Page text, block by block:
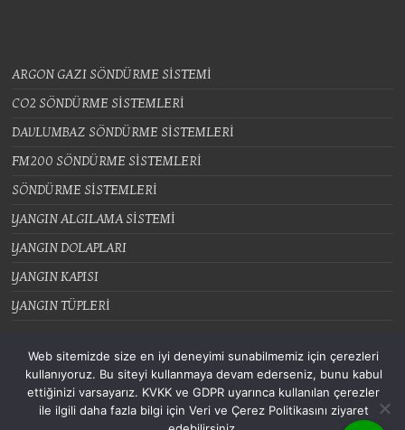
ARGON GAZI SÖNDÜRME SİSTEMİ
CO2 SÖNDÜRME SİSTEMLERİ
DAVLUMBAZ SÖNDÜRME SİSTEMLERİ
FM200 SÖNDÜRME SİSTEMLERİ
SÖNDÜRME SİSTEMLERİ
YANGIN ALGILAMA SİSTEMİ
YANGIN DOLAPLARI
YANGIN KAPISI
YANGIN TÜPLERİ
Tüm hakları saklıdır © 2026. All rights reserved. Theme Spaciousby ThemeGrill.
Powered by:WordPress.
Web sitemizde size en iyi deneyimi sunabilmemiz için çerezleri
kullanıyoruz. Bu siteyi kullanmaya devam ederseniz, bunu kabul
ettiğinizi varsayarız. KVKK ve GDPR uyarınca kullanılan çerezler
ile ilgili daha fazla bilgi için Veri ve Çerez Politikasını ziyaret